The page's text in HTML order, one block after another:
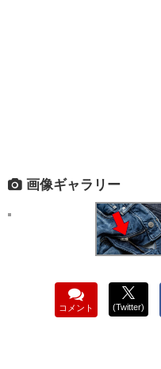
画像ギャラリー
コメント (Twitter)